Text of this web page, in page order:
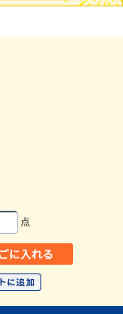
点